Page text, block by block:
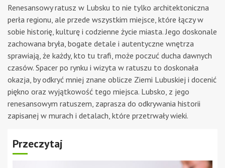
Renesansowy ratusz w Lubsku to nie tylko architektoniczna
perła regionu, ale przede wszystkim miejsce, które łączy w
sobie historię, kulturę i codzienne życie miasta. Jego doskonale
zachowana bryła, bogate detale i autentyczne wnętrza
sprawiają, że każdy, kto tu trafi, może poczuć ducha dawnych
czasów. Spacer po rynku i wizyta w ratuszu to doskonała
okazja, by odkryć mniej znane oblicze Ziemi Lubuskiej i docenić
piękno oraz wyjątkowość tego miejsca. Lubsko, z jego
renesansowym ratuszem, zaprasza do odkrywania historii
zapisanej w murach i detalach, które przetrwały wieki.
Przeczytaj